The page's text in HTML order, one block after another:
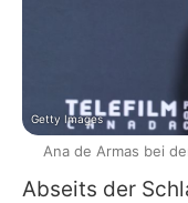
Abseits der
Getty Images
Ana de Armas bei